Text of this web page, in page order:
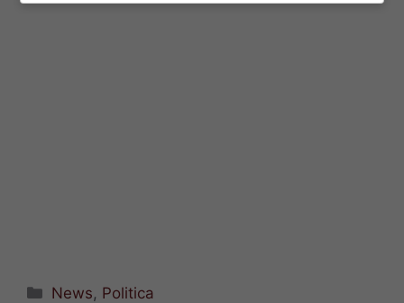
Categorie
News, Politica